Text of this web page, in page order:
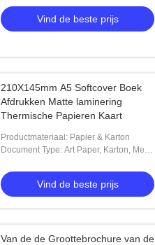
Vind de beste prijs
210X145mm A5 Softcover Boek
Afdrukken Matte laminering
Thermische Papieren Kaart
Productmateriaal: Papier & Karton
Document Type: Art Paper, Karton, Met
golfkarton
Vind de beste prijs
Van de de Groottebrochure van de